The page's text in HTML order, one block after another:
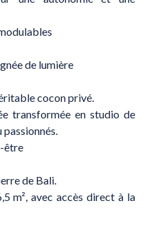
de lumière
cocon privé.
transformée en studio de
être
de Bali.
m², avec accès direct à la